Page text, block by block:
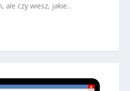
ale czy wiesz, jakie...